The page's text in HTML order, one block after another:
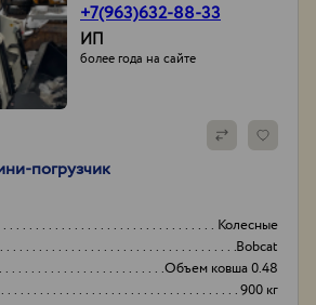
+7(963)632-88-33
ИП
более года на сайте
погрузчик
Колесные
Bobcat
Объем ковша 0.48
900 кг